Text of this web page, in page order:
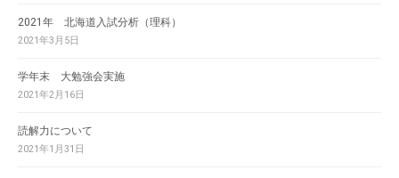
2021年 北海道入試分析（理科）
2021年3月5日
学年末 大勉強会実施
2021年2月16日
読解力について
2021年1月31日